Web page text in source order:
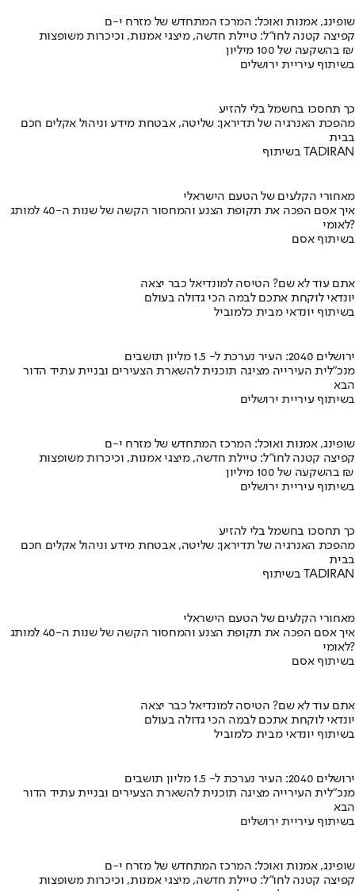
שופינג, אמנות ואוכל: המרכז המתחדש של מזרח י-ם
קפיצה קטנה לחו"ל: טיילת חדשה, מיצגי אמנות, וכיכרות משופצות
בהשקעה של 100 מיליון ₪
בשיתוף עיריית ירושלים
כך תחסכו בחשמל בלי להזיע
מהפכת האנרגיה של תדיראן: שליטה, אבטחת מידע וניהול אקלים חכם
בבית
בשיתוף TADIRAN
מאחורי הקלעים של הטעם הישראלי
איך אסם הפכה את תקופת הצנע והמחסור הקשה של שנות ה-40 למותג
לאומי?
בשיתוף אסם
אתם עוד לא שם? הטיסה למונדיאל כבר יצאה
יונדאי לוקחת אתכם לבמה הכי גדולה בעולם
בשיתוף יונדאי מבית כלמוביל
ירושלים 2040: העיר נערכת ל- 1.5 מליון תושבים
מנכ"לית העירייה מציגה תוכנית להשארת הצעירים ובניית עתיד הדור
הבא
בשיתוף עיריית ירושלים
שופינג, אמנות ואוכל: המרכז המתחדש של מזרח י-ם
קפיצה קטנה לחו"ל: טיילת חדשה, מיצגי אמנות, וכיכרות משופצות
בהשקעה של 100 מיליון ₪
בשיתוף עיריית ירושלים
כך תחסכו בחשמל בלי להזיע
מהפכת האנרגיה של תדיראן: שליטה, אבטחת מידע וניהול אקלים חכם
בבית
בשיתוף TADIRAN
מאחורי הקלעים של הטעם הישראלי
איך אסם הפכה את תקופת הצנע והמחסור הקשה של שנות ה-40 למותג
לאומי?
בשיתוף אסם
אתם עוד לא שם? הטיסה למונדיאל כבר יצאה
יונדאי לוקחת אתכם לבמה הכי גדולה בעולם
בשיתוף יונדאי מבית כלמוביל
ירושלים 2040: העיר נערכת ל- 1.5 מליון תושבים
מנכ"לית העירייה מציגה תוכנית להשארת הצעירים ובניית עתיד הדור
הבא
בשיתוף עיריית ירושלים
שופינג, אמנות ואוכל: המרכז המתחדש של מזרח י-ם
קפיצה קטנה לחו"ל: טיילת חדשה, מיצגי אמנות, וכיכרות משופצות